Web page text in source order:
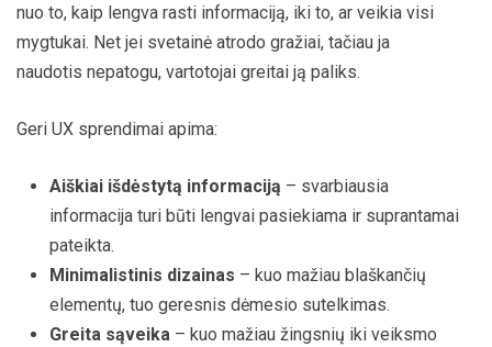
nuo to, kaip lengva rasti informaciją, iki to, ar veikia visi
mygtukai. Net jei svetainė atrodo gražiai, tačiau ja
naudotis nepatogu, vartotojai greitai ją paliks.
Geri UX sprendimai apima:
Aiškiai išdėstytą informaciją – svarbiausia
informacija turi būti lengvai pasiekiama ir suprantamai
pateikta.
Minimalistinis dizainas – kuo mažiau blaškančių
elementų, tuo geresnis dėmesio sutelkimas.
Greita sąveika – kuo mažiau žingsnių iki veiksmo